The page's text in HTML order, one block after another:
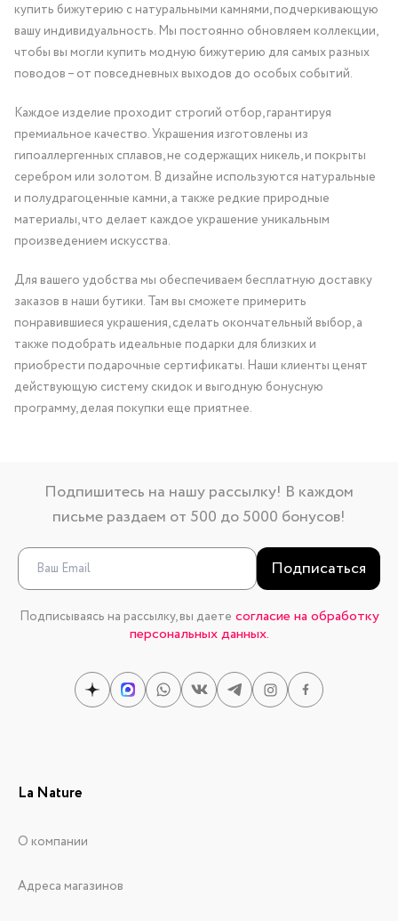
купить бижутерию с натуральными камнями, подчеркивающую
вашу индивидуальность. Мы постоянно обновляем коллекции,
чтобы вы могли купить модную бижутерию для самых разных
поводов – от повседневных выходов до особых событий.
Каждое изделие проходит строгий отбор, гарантируя
премиальное качество. Украшения изготовлены из
гипоаллергенных сплавов, не содержащих никель, и покрыты
серебром или золотом. В дизайне используются натуральные
и полудрагоценные камни, а также редкие природные
материалы, что делает каждое украшение уникальным
произведением искусства.
Для вашего удобства мы обеспечиваем бесплатную доставку
заказов в наши бутики. Там вы сможете примерить
понравившиеся украшения, сделать окончательный выбор, а
также подобрать идеальные подарки для близких и
приобрести подарочные сертификаты. Наши клиенты ценят
действующую систему скидок и выгодную бонусную
программу, делая покупки еще приятнее.
Подпишитесь на нашу рассылку! В каждом
письме раздаем от 500 до 5000 бонусов!
Подписаться
Подписываясь на рассылку, вы даете согласие на обработку
персональных данных.
La Nature
О компании
Адреса магазинов